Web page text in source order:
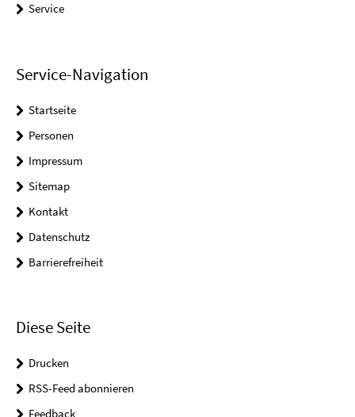
Service
Service-Navigation
Startseite
Personen
Impressum
Sitemap
Kontakt
Datenschutz
Barrierefreiheit
Diese Seite
Drucken
RSS-Feed abonnieren
Feedback